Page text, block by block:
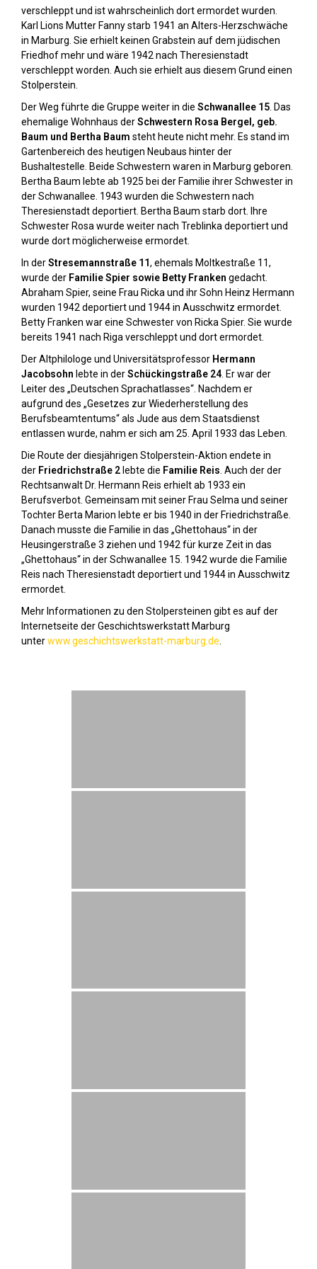
verschleppt und ist wahrscheinlich dort ermordet wurden.
Karl Lions Mutter Fanny starb 1941 an Alters-Herzschwäche
in Marburg. Sie erhielt keinen Grabstein auf dem jüdischen
Friedhof mehr und wäre 1942 nach Theresienstadt
verschleppt worden. Auch sie erhielt aus diesem Grund einen
Stolperstein.
Der Weg führte die Gruppe weiter in die Schwanallee 15 . Das
ehemalige Wohnhaus derSchwestern Rosa Bergel, geb.
Baum und Bertha Baum steht heute nicht mehr. Es stand im
Gartenbereich des heutigen Neubaus hinter der
Bushaltestelle. Beide Schwestern waren in Marburg geboren.
Bertha Baum lebte ab 1925 bei der Familie ihrer Schwester in
der Schwanallee. 1943 wurden die Schwestern nach
Theresienstadt deportiert. Bertha Baum starb dort. Ihre
Schwester Rosa wurde weiter nach Treblinka deportiert und
wurde dort möglicherweise ermordet.
In derStresemannstraße 11, ehemals Moltkestraße 11,
wurde der Familie Spier sowie Betty Franken gedacht.
Abraham Spier, seine Frau Ricka und ihr Sohn Heinz Hermann
wurden 1942 deportiert und 1944 in Ausschwitz ermordet.
Betty Franken war eine Schwester von Ricka Spier. Sie wurde
bereits 1941 nach Riga verschleppt und dort ermordet.
Der Altphilologe und Universitätsprofessor Hermann
Jacobsohn lebte in derSchückingstraße 24 . Er war der
Leiter des „Deutschen Sprachatlasses“. Nachdem er
aufgrund des „Gesetzes zur Wiederherstellung des
Berufsbeamtentums“ als Jude aus dem Staatsdienst
entlassen wurde, nahm er sich am 25. April 1933 das Leben.
Die Route der diesjährigen Stolperstein-Aktion endete in
der Friedrichstraße 2 lebte die Familie Reis . Auch der der
Rechtsanwalt Dr. Hermann Reis erhielt ab 1933 ein
Berufsverbot. Gemeinsam mit seiner Frau Selma und seiner
Tochter Berta Marion lebte er bis 1940 in der Friedrichstraße.
Danach musste die Familie in das „Ghettohaus“ in der
Heusingerstraße 3 ziehen und 1942 für kurze Zeit in das
„Ghettohaus“ in der Schwanallee 15. 1942 wurde die Familie
Reis nach Theresienstadt deportiert und 1944 in Ausschwitz
ermordet.
Mehr Informationen zu den Stolpersteinen gibt es auf der
Internetseite der Geschichtswerkstatt Marburg
unterwww.geschichtswerkstatt-marburg.de